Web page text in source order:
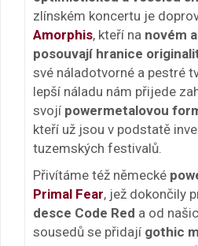
zlínském koncertu je
Amorphis, kteří na novém
posouvají hranice
své náladotvorné a pestré
lepší náladu nám přijede
svojí powermetalovou
kteří už jsou v podstatě
tuzemských festivalů.
Přivítáme též německé
Primal Fear, jež dokončily
desce Code Red a od
sousedů se přidají gothic